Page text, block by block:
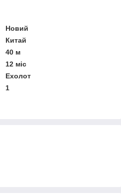
Новий
Китай
40 м
12 міс
Ехолот
1